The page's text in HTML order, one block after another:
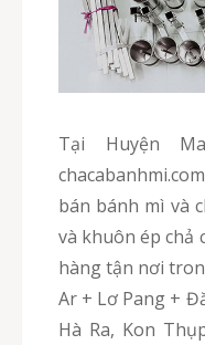
Tại Huyện Mang Yang của Gia Lai,
bán bánh mì và
và khuôn ép chả
hàng tận nơi
Ar + Lơ Pang +
Hà Ra, Kon